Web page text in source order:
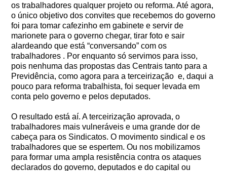
os trabalhadores qualquer projeto ou reforma. Até agora,
o único objetivo dos convites que recebemos do governo
foi para tomar cafezinho em gabinete e servir de
marionete para o governo chegar, tirar foto e sair
alardeando que está “conversando” com os
trabalhadores . Por enquanto só servimos para isso,
pois nenhuma das propostas das Centrais tanto para a
Previdência, como agora para a terceirização e, daqui a
pouco para reforma trabalhista, foi sequer levada em
conta pelo governo e pelos deputados.
O resultado está aí. A terceirização aprovada, o
trabalhadores mais vulneráveis e uma grande dor de
cabeça para os Sindicatos. O movimento sindical e os
trabalhadores que se espertem. Ou nos mobilizamos
para formar uma ampla resistência contra os ataques
declarados do governo, deputados e do capital ou